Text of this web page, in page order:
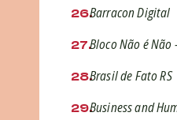
Barracon Digital
Bloco Não é
Brasil de Fato RS
Business and